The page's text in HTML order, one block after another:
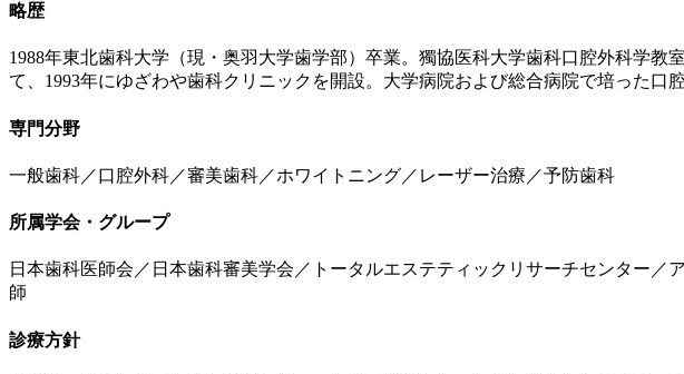
略歴
1988年東北歯科大学（現・奥羽大学歯学部）卒業。獨協医科大学歯科口腔外科学
て、1993年にゆざわや歯科クリニックを開設。大学病院および総合病院で培った口
専門分野
一般歯科／口腔外科／審美歯科／ホワイトニング／レーザー治療／予防歯科
所属学会・グループ
日本歯科医師会／日本歯科審美学会／トータルエステティックリサーチセンター
師
診療方針